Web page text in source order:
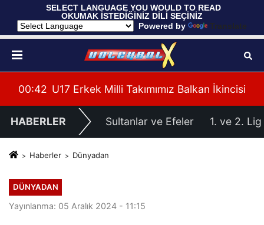
SELECT LANGUAGE YOU WOULD TO READ
OKUMAK İSTEDİĞİNİZ DİLİ SEÇİNİZ
Powered by
Translate
00:37 Filenin Sultanları, Hazırlık Maçında
HABERLER Sultanlar ve Efeler 1. ve 2. Lig
Haberler Dünyadan
DÜNYADAN
Yayınlanma: 05 Aralık 2024 - 11:15